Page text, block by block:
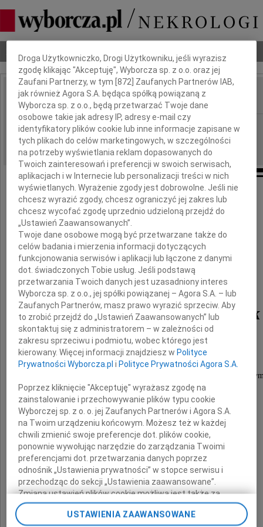
IMIĘ I NAZWISKO:
REGION: Białystok
DATA EMISJI: 11.07.2017
Samorząd Lekarski Podlasia
z głębokim żalem żegna
Doktor
Irenę Łuksza-Bułhak
specjalistę w zakresie okulistyki,
wzorowego lekarza, która przez ponad 55 lat
z pełnym oddaniem i życzliwością służyła
zwłaszcza pracownikom kolei.
Dbamy o Twoją prywatność
Droga Użytkowniczko, Drogi Użytkowniku, jeśli wyrazisz
zgodę klikając "Akceptuję", Wyborcza sp. z o.o. oraz jej
Zaufani Partnerzy, w tym [872 ] Zaufanych Partnerów IAB,
jak również Agora S.A. będąca spółką powiązaną z
Wyborcza sp. z o.o., będą przetwarzać Twoje dane
osobowe takie jak adresy IP, adresy e-mail czy
identyfikatory plików cookie lub inne informacje zapisane w
tych plikach do celów marketingowych, w szczególności
na potrzeby wyświetlania reklam dopasowanych do
Twoich zainteresowań i preferencji w swoich serwisach,
aplikacjach i w Internecie lub personalizacji treści w nich
wyświetlanych. Wyrażenie zgody jest dobrowolne. Jeśli nie
chcesz wyrazić zgody, chcesz ograniczyć jej zakres lub
chcesz wycofać zgodę uprzednio udzieloną przejdź do
„Ustawień Zaawansowanych”.
Twoje dane osobowe mogą być przetwarzane także do
celów badania i mierzenia informacji dotyczących
funkcjonowania serwisów i aplikacji lub łączone z danymi
dot. świadczonych Tobie usług. Jeśli podstawą
przetwarzania Twoich danych jest uzasadniony interes
Wyborcza sp. z o.o., jej spółki powiązanej – Agora S.A. – lub
Zaufanych Partnerów, masz prawo wyrazić sprzeciw. Aby
to zrobić przejdź do „Ustawień Zaawansowanych” lub
skontaktuj się z administratorem – w zależności od
zakresu sprzeciwu i podmiotu, wobec którego jest
kierowany. Więcej informacji znajdziesz w Polityce
Prywatności Wyborcza.pl i Polityce Prywatności Agora S.A.
Poprzez kliknięcie "Akceptuję" wyrażasz zgodę na
zainstalowanie i przechowywanie plików typu cookie
Wyborczej sp. z o. o. jej Zaufanych Partnerów i Agora S.A.
na Twoim urządzeniu końcowym. Możesz też w każdej
chwili zmienić swoje preferencje dot. plików cookie,
ponownie wywołując narzędzie do zarządzania Twoimi
preferencjami dot. przetwarzania danych poprzez
odnośnik „Ustawienia prywatności” w stopce serwisu i
przechodząc do sekcji „Ustawienia zaawansowane”.
Zmiana ustawień plików cookie możliwa jest także za
pomocą ustawień przeglądarki.
USTAWIENIA ZAAWANSOWANE